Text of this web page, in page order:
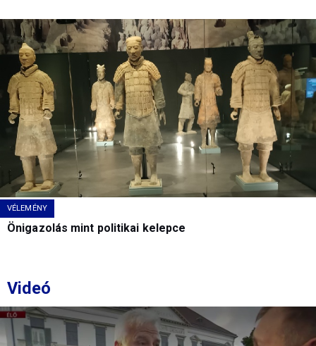
VÉLEMÉNY
Önigazolás mint politikai kelepce
Videó